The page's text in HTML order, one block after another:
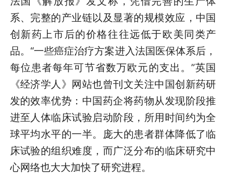
系、完整的产业链以及显著的规模效应，中国
创新药上市后的价格往往远低于欧美同类产
品。“一些癌症治疗方案进入法国医保体系后，
每位患者每年可节省数万欧元的支出。”英国
《经济学人》网站也曾刊文关注中国创新药研
发的效率优势：中国药企将药物从发现阶段推
进至人体临床试验启动阶段，所用时间约为全
球平均水平的一半。庞大的患者群体降低了临
床试验的组织难度，而广泛分布的临床研究中
心网络也大大加快了研究进程。